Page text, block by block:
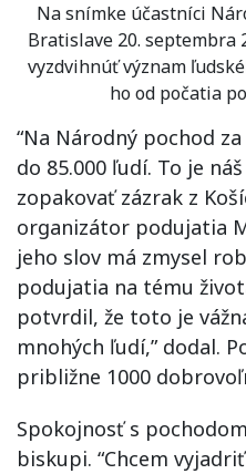
Na snímke účastníci
Bratislave 20. septembra
vyzdvihnúť význam
ho od počatia
“Na Národný pochod
do 85.000 ľudí. To je
zopakovať zázrak z
organizátor podujatia
jeho slov má zmysel
podujatia na tému
potvrdil, že toto je
mnohých ľudí,” dodal.
približne 1000
Spokojnosť s
biskupi. “Chcem